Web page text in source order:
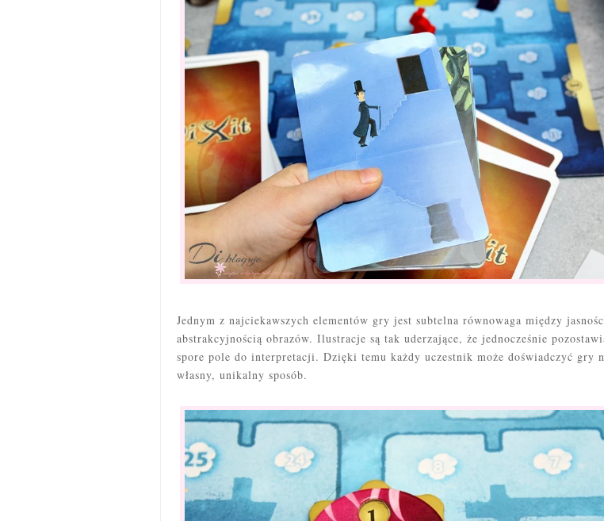
Jednym z najciekawszych elementów gry jest subtelna równowaga między
abstrakcyjnością obrazów. Ilustracje są tak uderzające, że jednocześnie
spore pole do interpretacji. Dzięki temu każdy uczestnik może doświadczyć gry
własny, unikalny sposób.